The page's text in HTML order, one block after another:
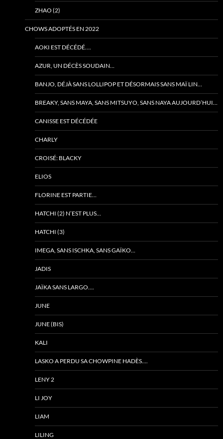
ZHAO (2)
CHOWS ADOPTÉS EN 2022
AOKI EST DÉCÉDÉ….
AZUR, UN DÉCÈS SOUDAIN…
BANJO, DÉJÀ SANS LOLLIPOP ET DÉSORMAIS SANS MAÏ LIN…
BREAKY, SANS MAYA, SANS MITSUYO, SANS NAYA AUJOURD’HUI…
CANISSE EST DÉCÉDÉE
CHARLY
CROISÉ: BLACKY
ELIOS
FLORINE EST PARTIE…
HATCHI (2) N’EST PLUS…
HATCHI (3)
IMEGA, SANS ISCHKA, SANS GAÏKO…
JADIS
JAÏKA SANS LARGO….
JUNE
JUNE (BIS)
KALI
LASKO A PERDU SA CHOWPINE HADÈS….
LENY 2
LI JOY
LIAM
LILING